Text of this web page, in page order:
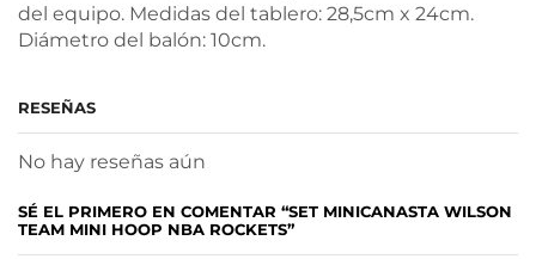
del equipo. Medidas del tablero: 28,5cm x 24cm.
Diámetro del balón: 10cm.
RESEÑAS
No hay reseñas aún
SÉ EL PRIMERO EN COMENTAR “SET MINICANASTA WILSON
TEAM MINI HOOP NBA ROCKETS”